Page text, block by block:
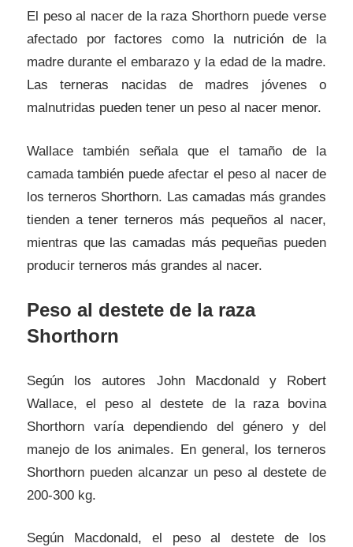
El peso al nacer de la raza Shorthorn puede verse
afectado por factores como la nutrición de la
madre durante el embarazo y la edad de la madre.
Las terneras nacidas de madres jóvenes o
malnutridas pueden tener un peso al nacer menor.
Wallace también señala que el tamaño de la
camada también puede afectar el peso al nacer de
los terneros Shorthorn. Las camadas más grandes
tienden a tener terneros más pequeños al nacer,
mientras que las camadas más pequeñas pueden
producir terneros más grandes al nacer.
Peso al destete de la raza
Shorthorn
Según los autores John Macdonald y Robert
Wallace, el peso al destete de la raza bovina
Shorthorn varía dependiendo del género y del
manejo de los animales. En general, los terneros
Shorthorn pueden alcanzar un peso al destete de
200-300 kg.
Según Macdonald, el peso al destete de los